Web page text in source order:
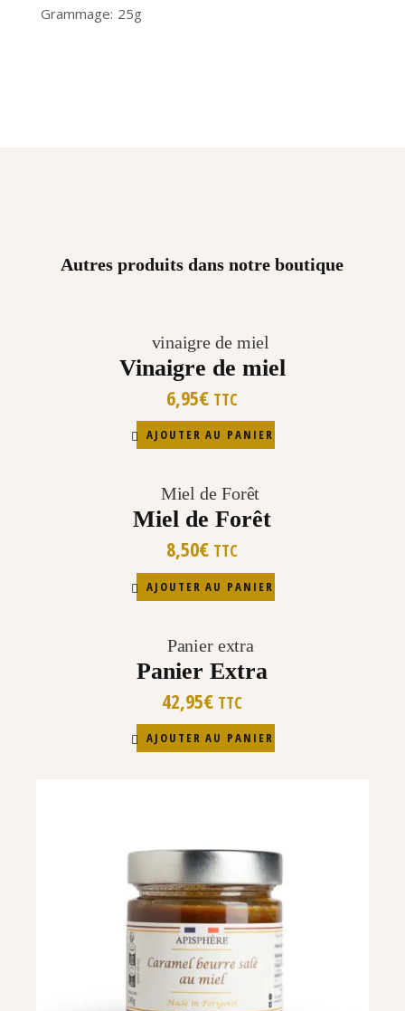
Grammage 25g
Autres produits dans notre boutique
Vinaigre de miel
6,95€ TTC
AJOUTER AU PANIER
Miel de Forêt
8,50€ TTC
AJOUTER AU PANIER
Panier Extra
42,95€ TTC
AJOUTER AU PANIER